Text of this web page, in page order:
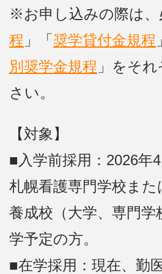
※お申し込みの際は、
程 」「 奨学貸付金規程
別奨学金規程 」をそ
さい。
【対象】
■入学前採用：2026年
札幌看護専門学校ま
養成校（大学、専門学
学予定の方。
■在学採用：現在、勤